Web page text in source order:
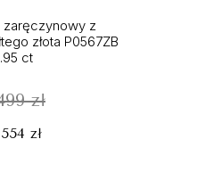
zaręczynowy z
złota P0567ZB
ct
zł
zł